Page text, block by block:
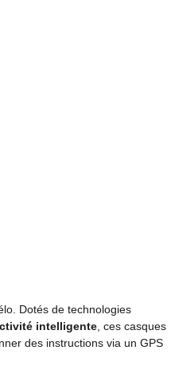
Dotés de technologies
intelligente, ces casques
des instructions via un GPS